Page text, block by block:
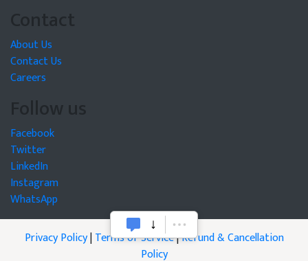
Contact
About Us
Contact Us
Careers
Follow us
Facebook
Twitter
LinkedIn
Instagram
WhatsApp
Privacy Policy|Terms of Service|Refund & Cancellation
Policy